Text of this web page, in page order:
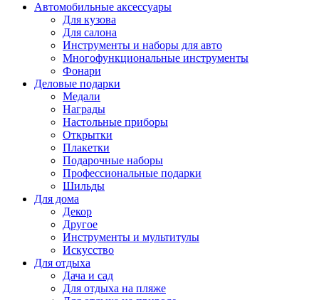
Автомобильные аксессуары
Для кузова
Для салона
Инструменты и наборы для авто
Многофункциональные инструменты
Фонари
Деловые подарки
Медали
Награды
Настольные приборы
Открытки
Плакетки
Подарочные наборы
Профессиональные подарки
Шильды
Для дома
Декор
Другое
Инструменты и мультитулы
Искусство
Для отдыха
Дача и сад
Для отдыха на пляже